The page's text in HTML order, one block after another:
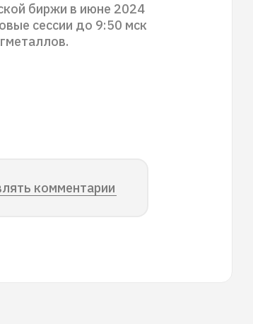
биржи в июне 2024
сессии до 9:50 мск
комментарии